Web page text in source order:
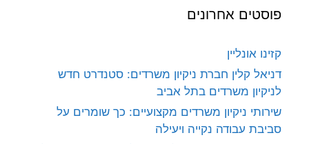
פוסטים אחרונים
קזינו אונליין
דניאל קלין חברת ניקיון משרדים: סטנדרט חדש
לניקיון משרדים בתל אביב
שירותי ניקיון משרדים מקצועיים: כך שומרים על
סביבת עבודה נקייה ויעילה